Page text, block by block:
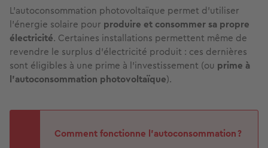
L’autoconsommation photovoltaïque permet d’utiliser
l’énergie solaire pour produire et consommer sa propre
électricité. Certaines installations permettent même de
revendre le surplus d’électricité produit : ces dernières
sont éligibles à une prime à l’investissement (ou prime à
l’autoconsommation photovoltaïque).
Comment fonctionne l’autoconsommation ?